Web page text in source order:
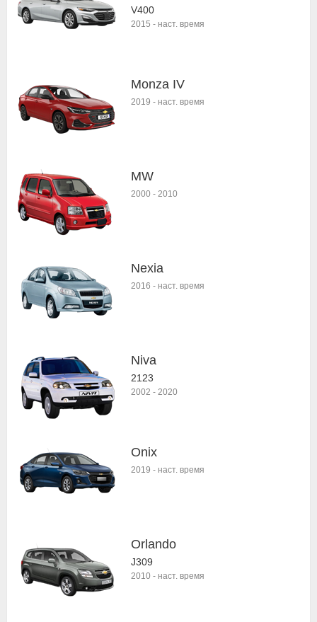
V400
2015 - наст. время
Monza IV
2019 - наст. время
MW
2000 - 2010
Nexia
2016 - наст. время
Niva
2123
2002 - 2020
Onix
2019 - наст. время
Orlando
J309
2010 - наст. время